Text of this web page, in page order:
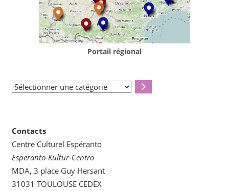
Portail régional
Sélectionner
Contacts
Centre Culturel Espéranto
Esperanto-Kultur-Centro
MDA, 3 place Guy Hersant
31031 TOULOUSE CEDEX